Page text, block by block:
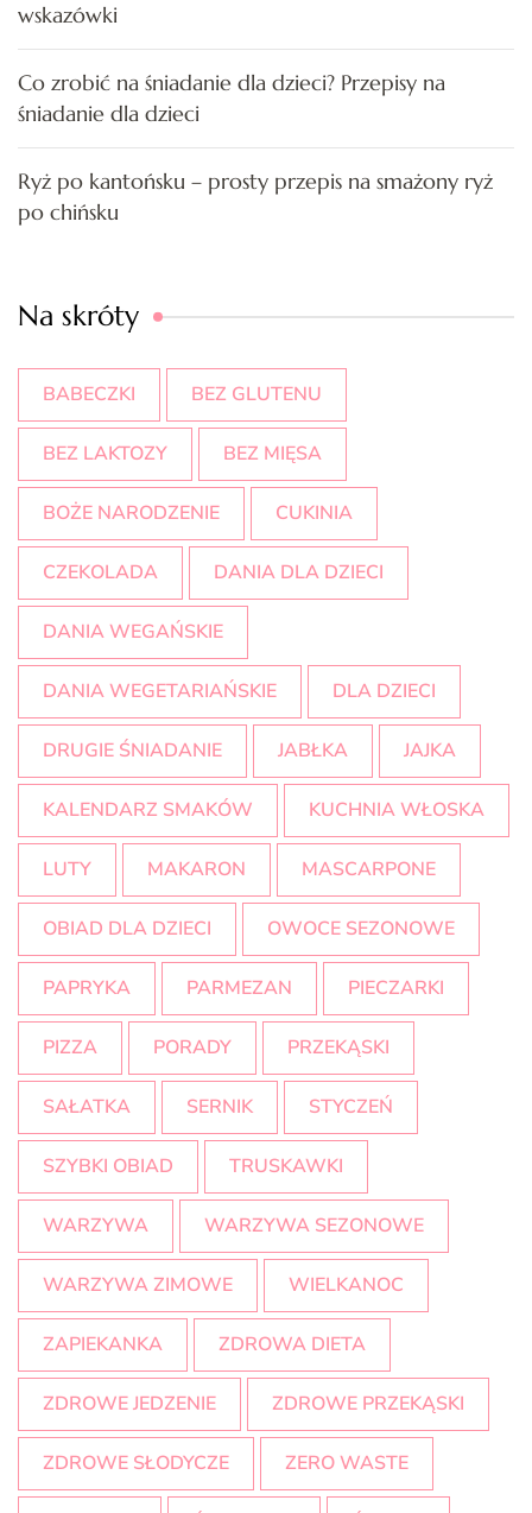
wskazówki
Co zrobić na śniadanie dla dzieci? Przepisy na
śniadanie dla dzieci
Ryż po kantońsku – prosty przepis na smażony ryż
po chińsku
Na skróty
BABECZKI BEZ GLUTENU
BEZ LAKTOZY BEZ MIĘSA
BOŻE NARODZENIE CUKINIA
CZEKOLADA DANIA DLA DZIECI
DANIA WEGAŃSKIE
DANIA WEGETARIAŃSKIE DLA DZIECI
DRUGIE ŚNIADANIE JABŁKA JAJKA
KALENDARZ SMAKÓW KUCHNIA WŁOSKA
LUTY MAKARON MASCARPONE
OBIAD DLA DZIECI OWOCE SEZONOWE
PAPRYKA PARMEZAN PIECZARKI
PIZZA PORADY PRZEKĄSKI
SAŁATKA SERNIK STYCZEŃ
SZYBKI OBIAD TRUSKAWKI
WARZYWA WARZYWA SEZONOWE
WARZYWA ZIMOWE WIELKANOC
ZAPIEKANKA ZDROWA DIETA
ZDROWE JEDZENIE ZDROWE PRZEKĄSKI
ZDROWE SŁODYCZE ZERO WASTE